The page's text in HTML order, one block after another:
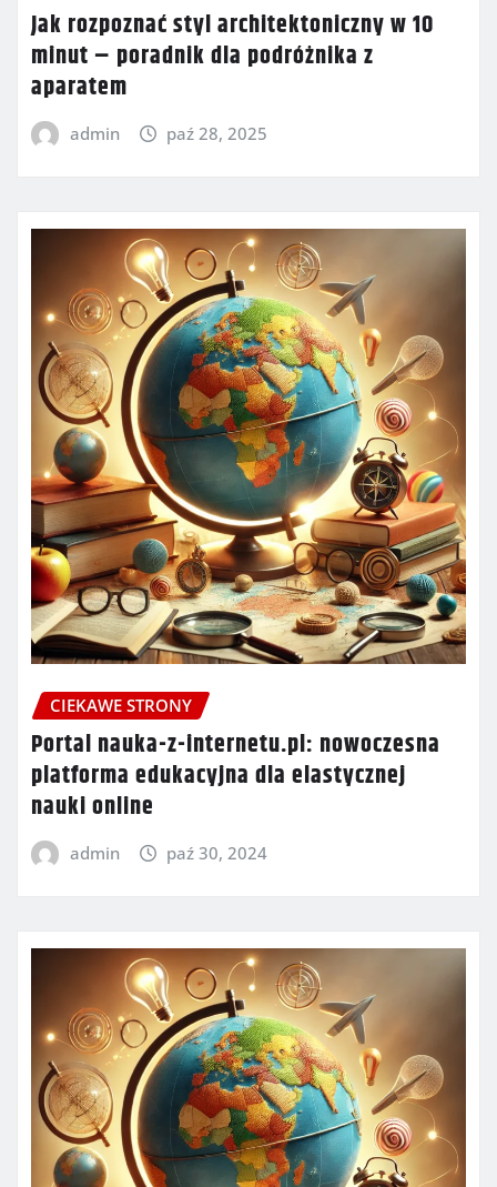
Jak rozpoznać styl architektoniczny w 10
minut – poradnik dla podróżnika z
aparatem
admin paź 28, 2025
CIEKAWE STRONY
Portal nauka-z-internetu.pl: nowoczesna
platforma edukacyjna dla elastycznej
nauki online
admin paź 30, 2024